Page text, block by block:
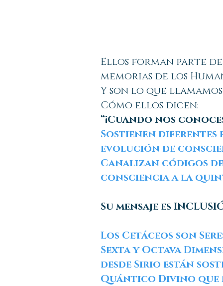
Ellos forman parte
memorias de los
Y son lo que
Cómo ellos dicen:
“¡Cuando nos
Sostienen diferentes
evolución de
Canalizan códigos
consciencia a la
Su mensaje es
Los Cetáceos son
Sexta y Octava
desde Sirio están
Quántico Divino que